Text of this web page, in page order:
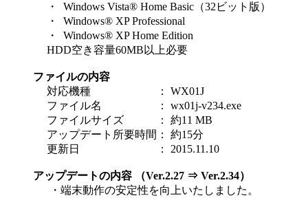
・ Windows Vista® Home Basic（32ビット版）
・ Windows® XP Professional
・ Windows® XP Home Edition
HDD空き容量60MB以上必要
ファイルの内容
対応機種
： WX01J
ファイル名
： wx01j-v234.exe
ファイルサイズ
： 約11 MB
アップデート所要時間 ： 約15分
更新日
： 2015.11.10
アップデートの内容 （Ver.2.27 ⇒ Ver.2.34）
・ 端末動作の安定性を向上いたしました。